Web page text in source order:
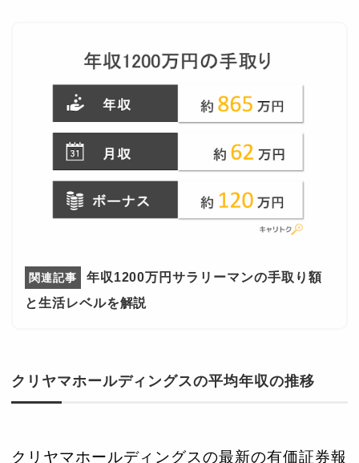
年収1200万円サラリーマンの手取り額
と生活レベルを解説
クリヤマホールディングスの平均年収の推移
クリヤマホールディングスの最新の有価証券報